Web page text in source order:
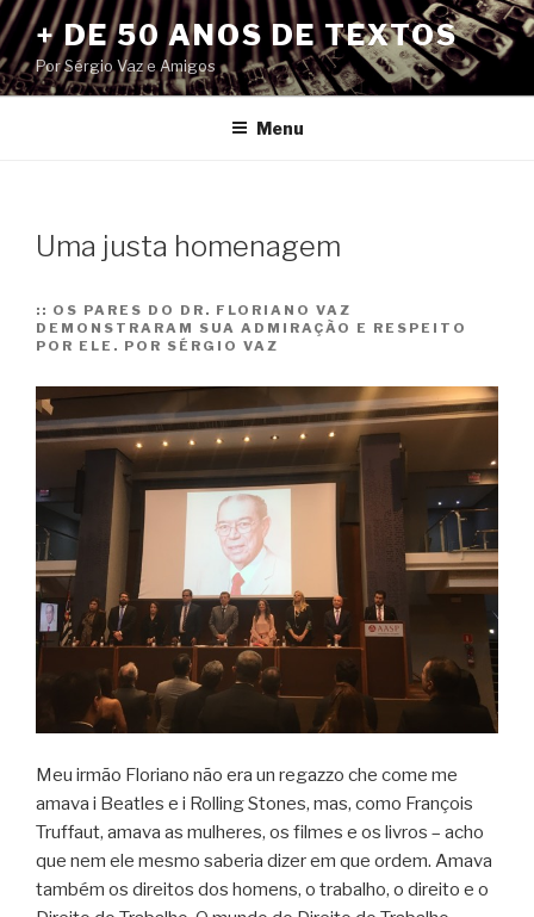
Pular
para
o
conteúdo
+ DE 50 ANOS DE TEXTOS
Por Sérgio Vaz e Amigos
Menu
Uma justa homenagem
:: OS PARES DO DR. FLORIANO VAZ
DEMONSTRARAM SUA ADMIRAÇÃO E RESPEITO
POR ELE. POR SÉRGIO VAZ
Meu irmão Floriano não era un regazzo che come me
amava i Beatles e i Rolling Stones, mas, como François
Truffaut, amava as mulheres, os filmes e os livros – acho
que nem ele mesmo saberia dizer em que ordem. Amava
também os direitos dos homens, o trabalho, o direito e o